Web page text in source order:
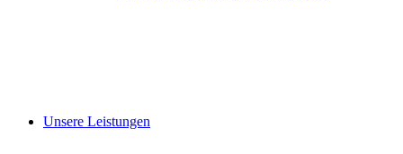
Unsere Leistungen